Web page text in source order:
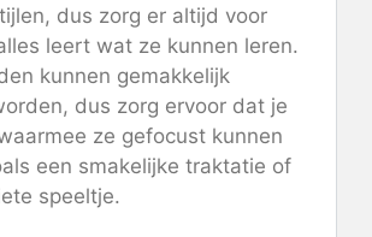
dus zorg er altijd voor
leert wat ze kunnen leren.
kunnen gemakkelijk
dus zorg ervoor dat je
ze gefocust kunnen
een smakelijke traktatie of
speeltje.